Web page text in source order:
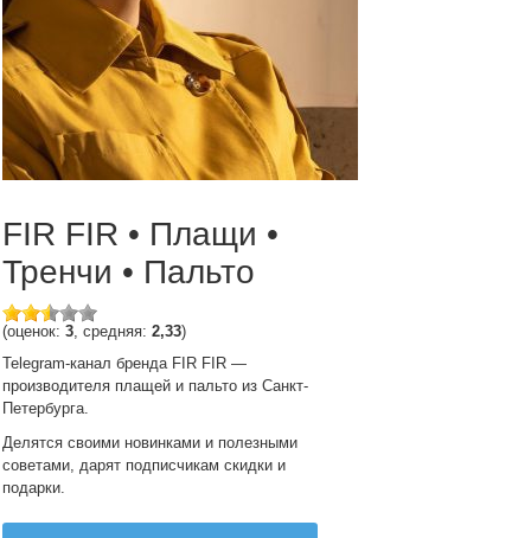
FIR FIR • Плащи •
Тренчи • Пальто
(оценок:3, средняя:2,33)
Telegram-канал бренда FIR FIR —
производителя плащей и пальто из Санкт-
Петербурга.
Делятся своими новинками и полезными
советами, дарят подписчикам скидки и
подарки.